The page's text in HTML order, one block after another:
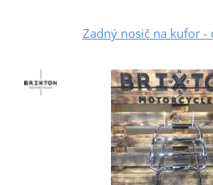
Zadný nosič na kufor -